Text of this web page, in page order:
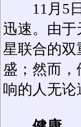
11月5日
迅速。由
星联合的
盛；然而
响的人无